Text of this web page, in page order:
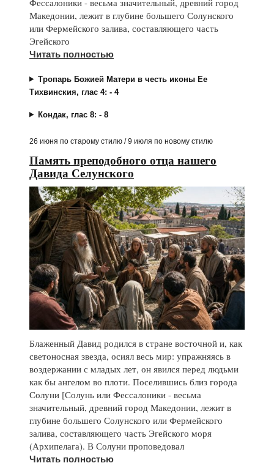
Македонии, лежит в глубине большего Солунского
или Фермейского залива, составляющего часть
Эгейского
Читать полностью
Тропарь Божией Матери в честь иконы Ее
Тихвинския, глас 4: - 4
Кондак, глас 8: - 8
26 июня по старому стилю / 9 июля по новому стилю
Память преподобного отца нашего
Давида Селунского
Блаженный Давид родился в стране восточной и, как
светоносная звезда, осиял весь мир: упражняясь в
воздержании с младых лет, он явился перед людьми
как бы ангелом во плоти. Поселившись близ города
Солуни [Солунь или Фессалоники - весьма
значительный, древний город Македонии, лежит в
глубине большего Солунского или Фермейского
залива, составляющего часть Эгейского моря
(Архипелага). В Солуни проповедовал
Читать полностью